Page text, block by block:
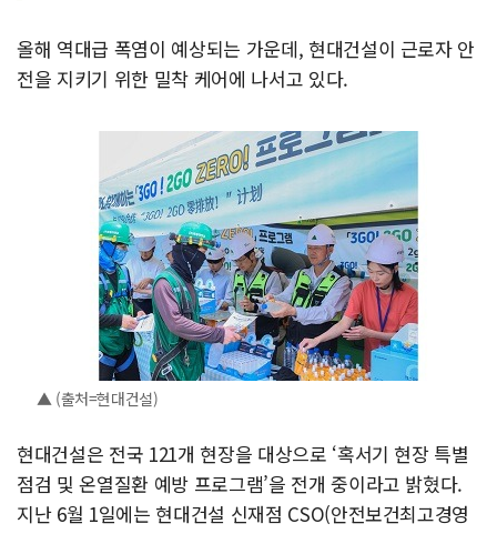
올해 역대급 폭염이 예상되는 가운데, 현대건설이 근로자 안
전을 지키기 위한 밀착 케어에 나서고 있다.
▲ (출처=현대건설)
현대건설은 전국 121개 현장을 대상으로 ‘혹서기 현장 특별
점검 및 온열질환 예방 프로그램’을 전개 중이라고 밝혔다.
지난 6월 1일에는 현대건설 신재점 CSO(안전보건최고경영